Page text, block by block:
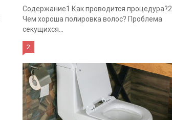
Содержание1 Как проводится процедура?2
Чем хороша полировка волос? Проблема
секущихся...
2